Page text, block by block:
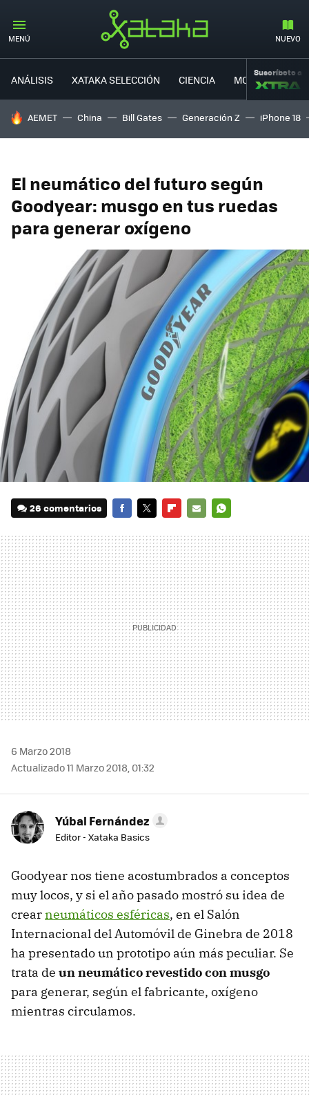
MENÚ NUEVO
ANÁLISIS XATAKA SELECCIÓN CIENCIA MOVILIDAD
Suscríbete a
HOY SE HABLA DE
AEMET China Bill Gates Generación Z iPhone 18
El neumático del futuro según
Goodyear: musgo en tus ruedas
para generar oxígeno
26 comentarios
MAIL
6 Marzo 2018
Actualizado 11 Marzo 2018, 01:32
Yúbal Fernández
Editor - Xataka Basics
Goodyear nos tiene acostumbrados a conceptos
muy locos, y si el año pasado mostró su idea de
crearneumáticos esféricas, en el Salón
Internacional del Automóvil de Ginebra de 2018
ha presentado un prototipo aún más peculiar. Se
trata de un neumático revestido con musgo
para generar, según el fabricante, oxígeno
mientras circulamos.